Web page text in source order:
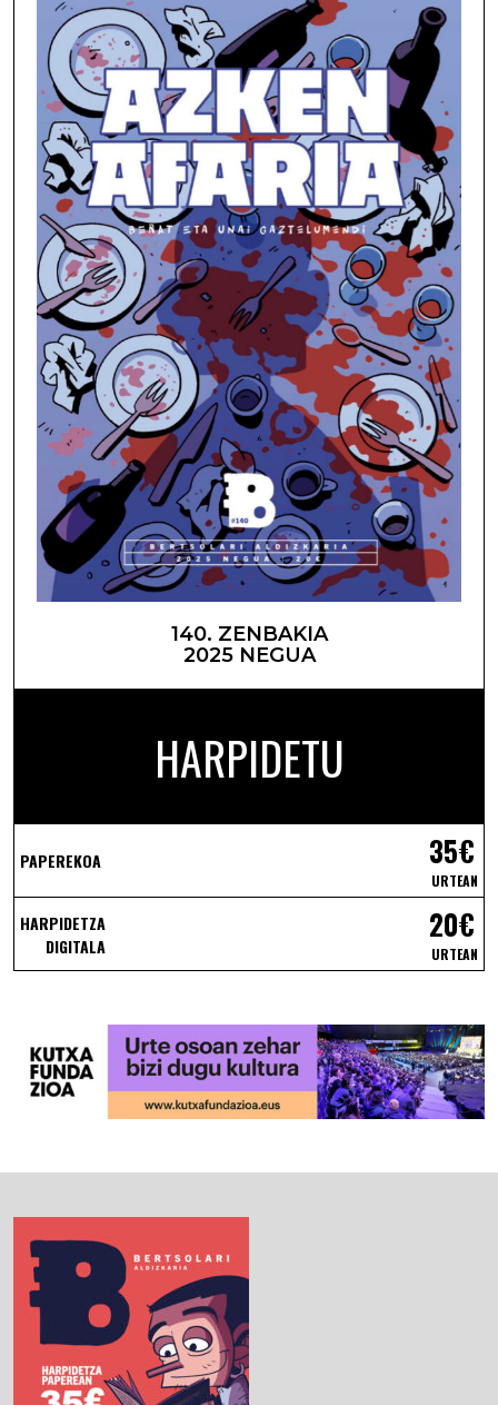
140. ZENBAKIA
2025 NEGUA
HARPIDETU
PAPEREKOA 35€
URTEAN
HARPIDETZA
DIGITALA
20€
URTEAN